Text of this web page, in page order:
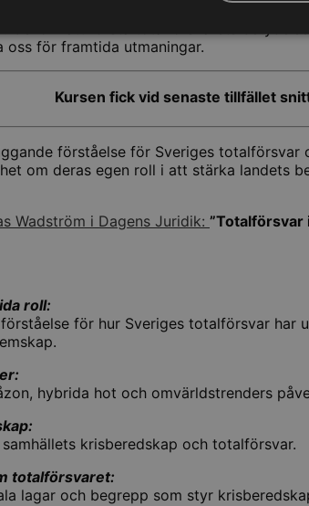
roll och funktion, med fokus på
att förstå totalförsvarets
oss för framtida utmaningar.
Kursen fick vid senaste tillfället
förståelse för Sveriges
om deras egen roll i att stärka
Wadström i Dagens Juridik: ”Totalförsvar
roll:
för hur Sveriges totalförsvar
hybrida hot och omvärldstrenders
krisberedskap och totalförsvar.
totalförsvaret:
lagar och begrepp som styr